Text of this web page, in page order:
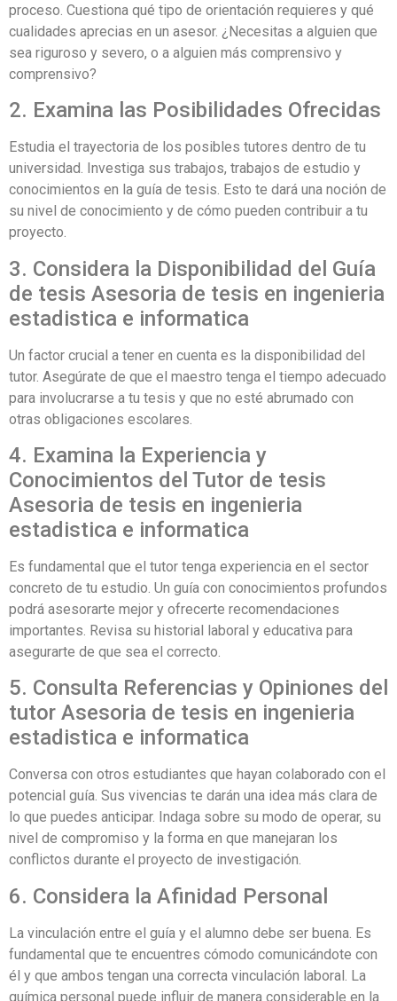
proceso. Cuestiona qué tipo de orientación requieres y qué
cualidades aprecias en un asesor. ¿Necesitas a alguien que
sea riguroso y severo, o a alguien más comprensivo y
comprensivo?
2. Examina las Posibilidades Ofrecidas
Estudia el trayectoria de los posibles tutores dentro de tu
universidad. Investiga sus trabajos, trabajos de estudio y
conocimientos en la guía de tesis. Esto te dará una noción de
su nivel de conocimiento y de cómo pueden contribuir a tu
proyecto.
3. Considera la Disponibilidad del Guía
de tesis Asesoria de tesis en ingenieria
estadistica e informatica
Un factor crucial a tener en cuenta es la disponibilidad del
tutor. Asegúrate de que el maestro tenga el tiempo adecuado
para involucrarse a tu tesis y que no esté abrumado con
otras obligaciones escolares.
4. Examina la Experiencia y
Conocimientos del Tutor de tesis
Asesoria de tesis en ingenieria
estadistica e informatica
Es fundamental que el tutor tenga experiencia en el sector
concreto de tu estudio. Un guía con conocimientos profundos
podrá asesorarte mejor y ofrecerte recomendaciones
importantes. Revisa su historial laboral y educativa para
asegurarte de que sea el correcto.
5. Consulta Referencias y Opiniones del
tutor Asesoria de tesis en ingenieria
estadistica e informatica
Conversa con otros estudiantes que hayan colaborado con el
potencial guía. Sus vivencias te darán una idea más clara de
lo que puedes anticipar. Indaga sobre su modo de operar, su
nivel de compromiso y la forma en que manejaran los
conflictos durante el proyecto de investigación.
6. Considera la Afinidad Personal
La vinculación entre el guía y el alumno debe ser buena. Es
fundamental que te encuentres cómodo comunicándote con
él y que ambos tengan una correcta vinculación laboral. La
química personal puede influir de manera considerable en la